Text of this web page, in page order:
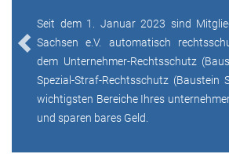
Seit dem 1. Januar 2023 sind
Sachsen e.V. automatisch
dem Unternehmer-Rechtsschutz
Spezial-Straf-Rechtsschutz (Baustein
wichtigsten Bereiche Ihres
und sparen bares Geld.
Previous